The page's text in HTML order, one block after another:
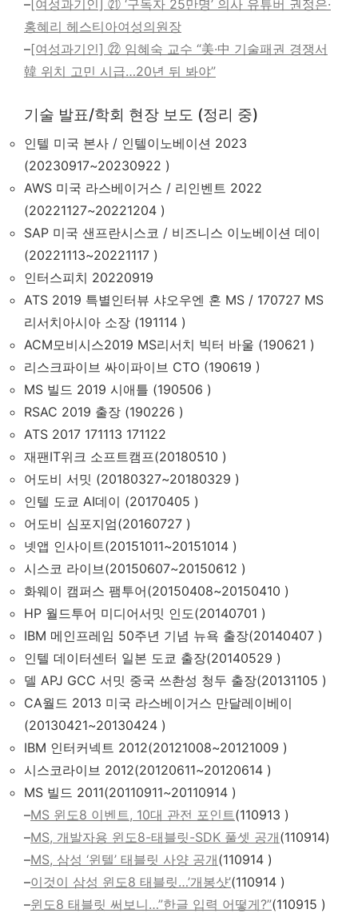
– [여성과기인] ㉑ ‘구독자 25만명’ 의사 유튜버 권정은·
홍혜리 헤스티아여성의원장
–[여성과기인] ㉒ 임혜숙 교수 “美·中 기술패권 경쟁서
韓 위치 고민 시급…20년 뒤 봐야”
기술 발표/학회 현장 보도 (정리 중)
인텔 미국 본사 / 인텔이노베이션 2023
(20230917~20230922 )
AWS 미국 라스베이거스 / 리인벤트 2022
(20221127~20221204 )
SAP 미국 샌프란시스코 / 비즈니스 이노베이션 데이
(20221113~20221117 )
인터스피치 20220919
ATS 2019 특별인터뷰 샤오우엔 혼 MS / 170727 MS
리서치아시아 소장 (191114 )
ACM모비시스2019 MS리서치 빅터 바울 (190621 )
리스크파이브 싸이파이브 CTO (190619 )
MS 빌드 2019 시애틀 (190506 )
RSAC 2019 출장 (190226 )
ATS 2017 171113 171122
재팬IT위크 소프트캠프(20180510 )
어도비 서밋 (20180327~20180329 )
인텔 도쿄 AI데이 (20170405 )
어도비 심포지엄(20160727 )
넷앱 인사이트(20151011~20151014 )
시스코 라이브(20150607~20150612 )
화웨이 캠퍼스 팸투어(20150408~20150410 )
HP 월드투어 미디어서밋 인도(20140701 )
IBM 메인프레임 50주년 기념 뉴욕 출장(20140407 )
인텔 데이터센터 일본 도쿄 출장(20140529 )
델 APJ GCC 서밋 중국 쓰촨성 청두 출장(20131105 )
CA월드 2013 미국 라스베이거스 만달레이베이
(20130421~20130424 )
IBM 인터커넥트 2012(20121008~20121009 )
시스코라이브 2012(20120611~20120614 )
MS 빌드 2011(20110911~20110914 )
–MS 윈도8 이벤트, 10대 관전 포인트 (110913 )
–MS, 개발자용 윈도8-태블릿-SDK 풀셋 공개(110914)
–MS, 삼성 ‘윈텔’ 태블릿 사양 공개(110914 )
–이것이 삼성 윈도8 태블릿…’개봉샷’(110914 )
–윈도8 태블릿 써보니…”한글 입력 어떻게?”(110915 )